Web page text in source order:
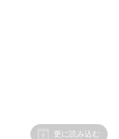
更に読み込む